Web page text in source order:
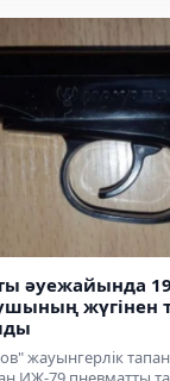
әуежайында
жүгінен
жауынгерлік